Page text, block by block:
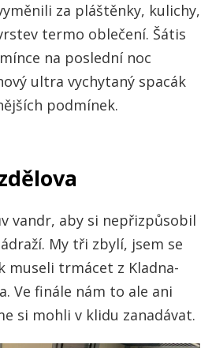
za pláštěnky, kulichy,
termo oblečení. Šátis
na poslední noc
ultra vychytaný spacák
podmínek.
vandr, aby si nepřizpůsobil
My tři zbylí, jsem se
museli trmácet z Kladna-
Ve finále nám to ale ani
si mohli v klidu zanadávat.